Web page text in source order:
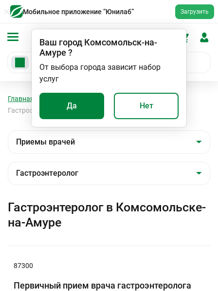
Мобильное приложение “Юнилаб” Загрузить
Ваш город Комсомольск-на-
Амуре ?
От выбора города зависит набор
услуг
Да Нет
Главная
Приемы врачей
Гастроэнтеролог
Гастроэнтеролог в Комсомольске-
на-Амуре
87300
Первичный прием врача гастроэнтеролога